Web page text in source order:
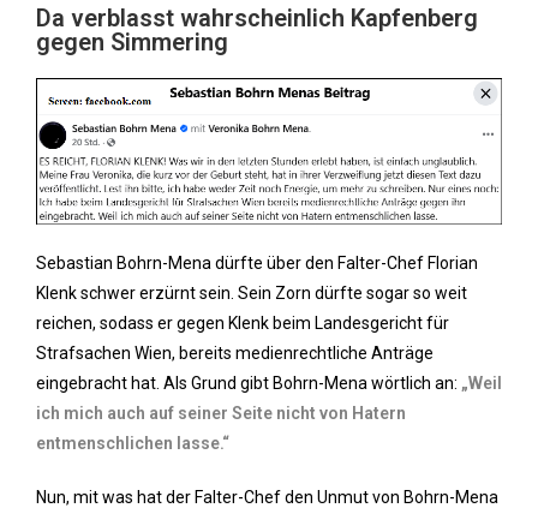
Da verblasst wahrscheinlich Kapfenberg
gegen Simmering
Sebastian Bohrn-Mena dürfte über den Falter-Chef Florian
Klenk schwer erzürnt sein. Sein Zorn dürfte sogar so weit
reichen, sodass er gegen Klenk beim Landesgericht für
Strafsachen Wien, bereits medienrechtliche Anträge
eingebracht hat. Als Grund gibt Bohrn-Mena wörtlich an: „Weil
ich mich auch auf seiner Seite nicht von Hatern
entmenschlichen lasse.“
Nun, mit was hat der Falter-Chef den Unmut von Bohrn-Mena